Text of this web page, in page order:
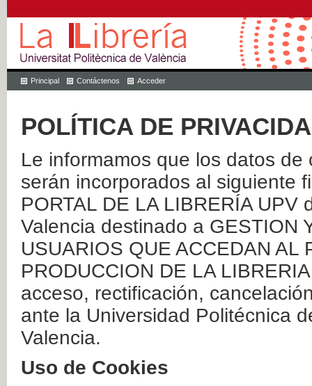
Principal Contáctenos Acceder
POLÍTICA DE
Le informamos que los datos
serán incorporados al siguiente
PORTAL DE LA LIBRERÍA
Valencia destinado a GESTION
USUARIOS QUE ACCEDAN AL
PRODUCCION DE LA
acceso, rectificación,
ante la Universidad Politécnica
Valencia.
Uso de Cookies